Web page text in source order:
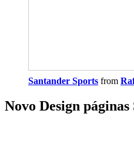
Santander Sports from
Novo Design